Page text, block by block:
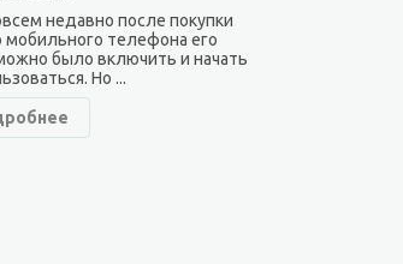
недавно после покупки
мобильного телефона его
было включить и начать
Но ...